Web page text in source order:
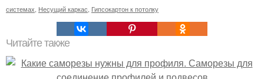
системах Несущий каркас Гипсокартон к потолку
Читайте также